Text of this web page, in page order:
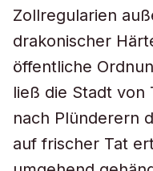
Zollregularien
drakonischer
öffentliche
ließ die Stadt von
nach Plünderern
auf frischer Tat